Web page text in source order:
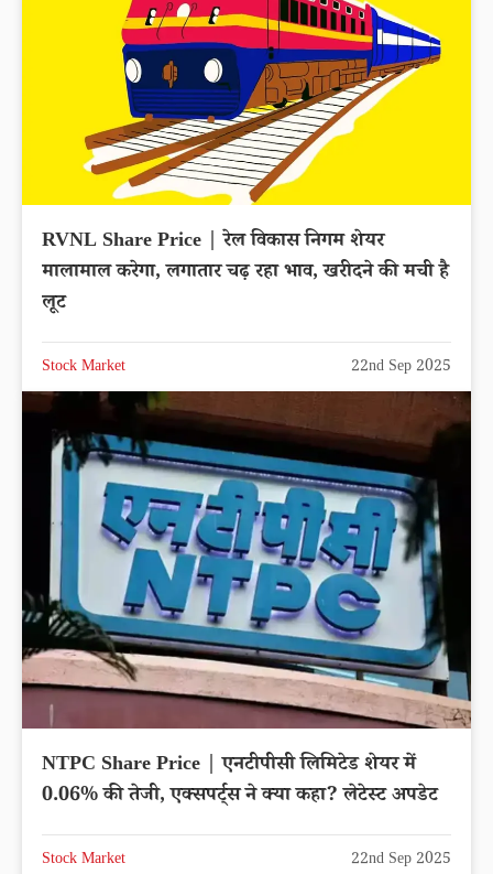
RVNL Share Price | रेल विकास निगम शेयर
मालामाल करेगा, लगातार चढ़ रहा भाव, खरीदने की मची है
लूट
Stock Market 22nd Sep 2025
NTPC Share Price | एनटीपीसी लिमिटेड शेयर में
0.06% की तेजी, एक्सपर्ट्स ने क्या कहा? लेटेस्ट अपडेट
Stock Market 22nd Sep 2025